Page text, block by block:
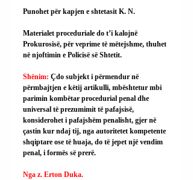
Punohet për kapjen e shtetasit K. N.
Materialet proceduriale do t’i kalojnë
Prokurosisë, për veprime të mëtejshme, thuhet
në njoftimin e Policisë së Shtetit.
Shënim: Çdo subjekt i përmendur në
përmbajtjen e këtij artikulli, mbështetur mbi
parimin kombëtar procedurial penal dhe
universal të prezumimit të pafajsisë,
konsiderohet i pafajshëm penalisht, gjer në
çastin kur ndaj tij, nga autoritetet kompetente
shqiptare ose të huaja, do të jepet një vendim
penal, i formës së prerë.
Nga z. Erton Duka.